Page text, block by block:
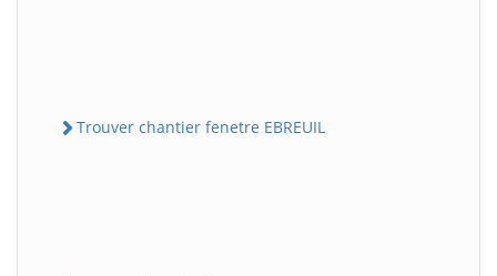
Trouver chantier fenetre EBREUIL